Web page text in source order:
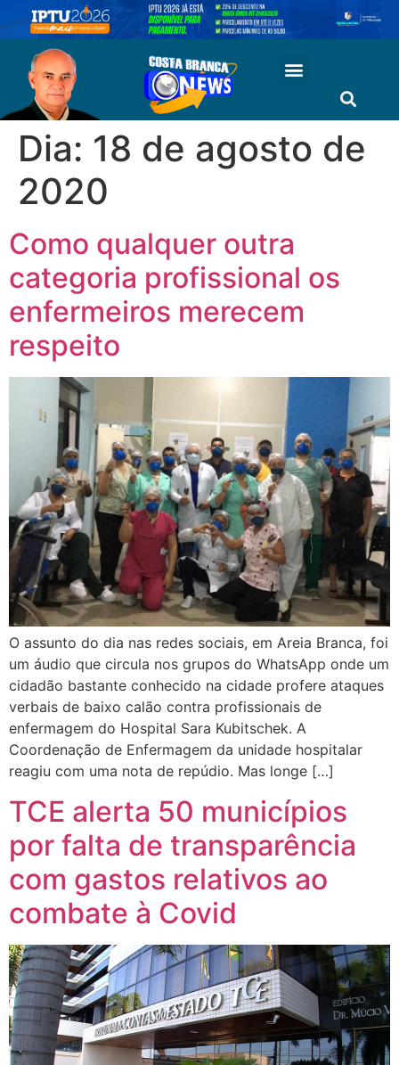
Dia: 18 de agosto de
2020
Como qualquer outra
categoria profissional os
enfermeiros merecem
respeito
O assunto do dia nas redes sociais, em Areia Branca, foi
um áudio que circula nos grupos do WhatsApp onde um
cidadão bastante conhecido na cidade profere ataques
verbais de baixo calão contra profissionais de
enfermagem do Hospital Sara Kubitschek. A
Coordenação de Enfermagem da unidade hospitalar
reagiu com uma nota de repúdio. Mas longe […]
TCE alerta 50 municípios
por falta de transparência
com gastos relativos ao
combate à Covid